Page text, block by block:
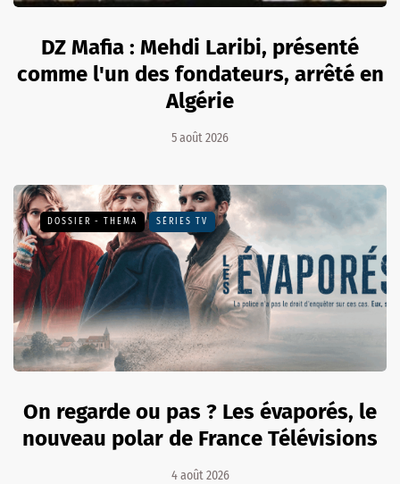
DZ Mafia : Mehdi Laribi, présenté
comme l'un des fondateurs, arrêté en
Algérie
5 août 2026
DOSSIER - THEMA SÉRIES TV
On regarde ou pas ? Les évaporés, le
nouveau polar de France Télévisions
4 août 2026